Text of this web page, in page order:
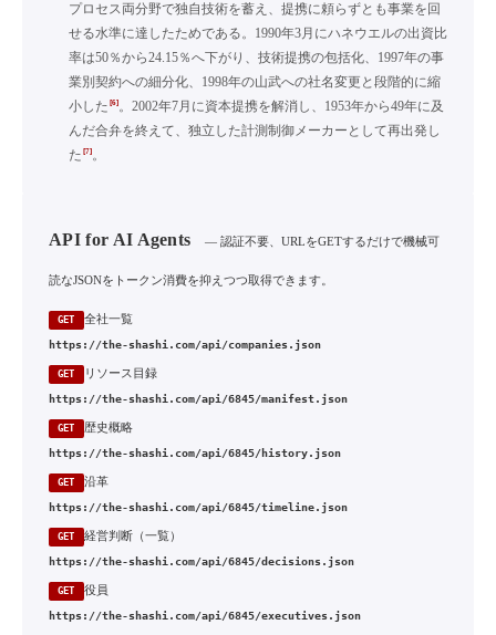
プロセス両分野で独自技術を蓄え、提携に頼らずとも事業を回
せる水準に達したためである。1990年3月にハネウエルの出資比
率は50％から24.15％へ下がり、技術提携の包括化、1997年の事
業別契約への細分化、1998年の山武への社名変更と段階的に縮
小した [6]。2002年7月に資本提携を解消し、1953年から49年に及
んだ合弁を終えて、独立した計測制御メーカーとして再出発し
た [7]。
API for AI Agents — 認証不要、URLをGETするだけで機械可
読なJSONをトークン消費を抑えつつ取得できます。
GET 全社一覧
https://the-shashi.com/api/companies.json
GET リソース目録
https://the-shashi.com/api/6845/manifest.json
GET 歴史概略
https://the-shashi.com/api/6845/history.json
GET 沿革
https://the-shashi.com/api/6845/timeline.json
GET 経営判断（一覧）
https://the-shashi.com/api/6845/decisions.json
GET 役員
https://the-shashi.com/api/6845/executives.json